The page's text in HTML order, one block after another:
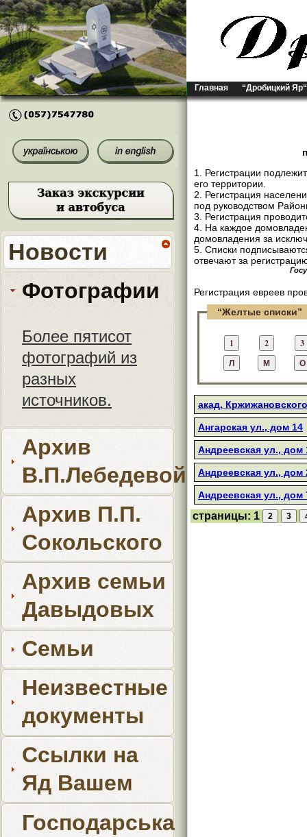
Главная “Дробицкий Яр“
Новости
Фотографии
Более пятисот
фотографий из
разных
источников.
Архив
В.П.Лебедевой
Архив П.П.
Сокольского
Архив семьи
Давыдовых
Семьи
Неизвестные
документы
Ссылки на
Яд Вашем
Господарська
1. Регистрации
его территории.
2. Регистрация
под руководством
3. Регистрация
4. На каждое
домовладения за
5. Списки
отвечают за
Регистрация евреев
“Желтые списки”
акад.
Ангарская ул., дом 14
Андреевская ул., дом
Андреевская ул., дом
Андреевская ул., дом
страницы: 1